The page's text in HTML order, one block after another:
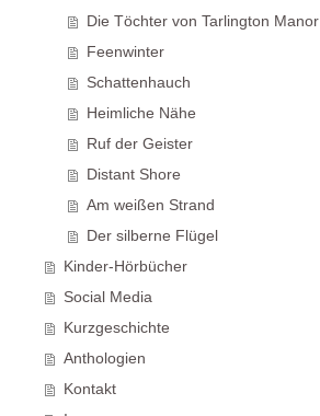
Die Töchter von Tarlington Manor
Feenwinter
Schattenhauch
Heimliche Nähe
Ruf der Geister
Distant Shore
Am weißen Strand
Der silberne Flügel
Kinder-Hörbücher
Social Media
Kurzgeschichte
Anthologien
Kontakt